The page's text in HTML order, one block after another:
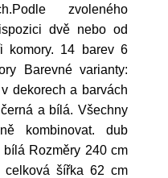
zvoleného
dvě nebo od
komory. 14 barev 6
Barevné varianty:
dekorech a barvách
a bílá. Všechny
kombinovat. dub
Rozměry 240 cm
celková šířka 62 cm